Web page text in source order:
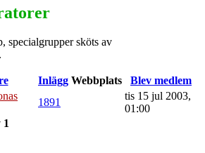
specialgrupper sköts av
Inlägg Webbplats
Blev medlem
1891
tis 15 jul 2003,
01:00
1